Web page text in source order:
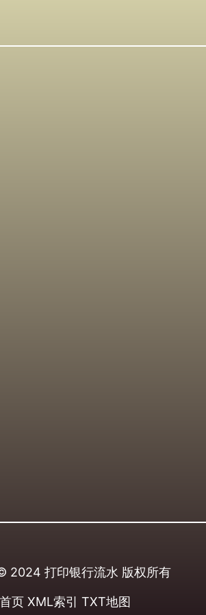
2024 打印银行流水 版权所有
页 XML索引 TXT地图